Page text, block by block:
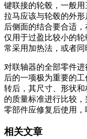
键联接的轮毂，一般
拉马应该与轮毂的外形
后侧面的结合要合适
仅用于过盈比较小的轮
常采用加热法，或者
对联轴器的全部零件进
后的一项极为重要的工
转后，其尺寸、
的质量标准进行比较
零部件应修复后使用
相关文章